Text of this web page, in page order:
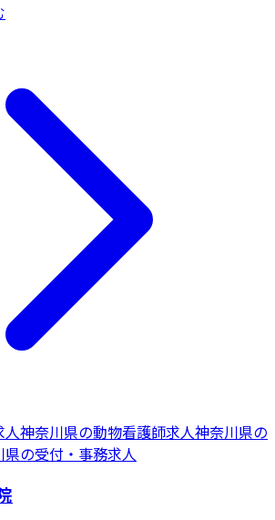
人神奈川県の動物看護師求人神奈川県の
県の受付・事務求人